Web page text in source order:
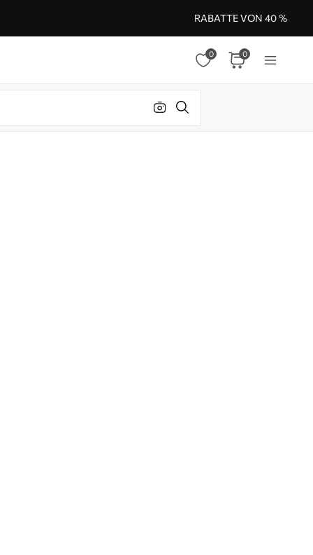
RABATTE VON 40 %
0 0